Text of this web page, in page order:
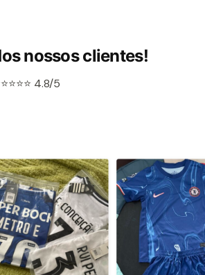
nossos clientes!
4.8/5